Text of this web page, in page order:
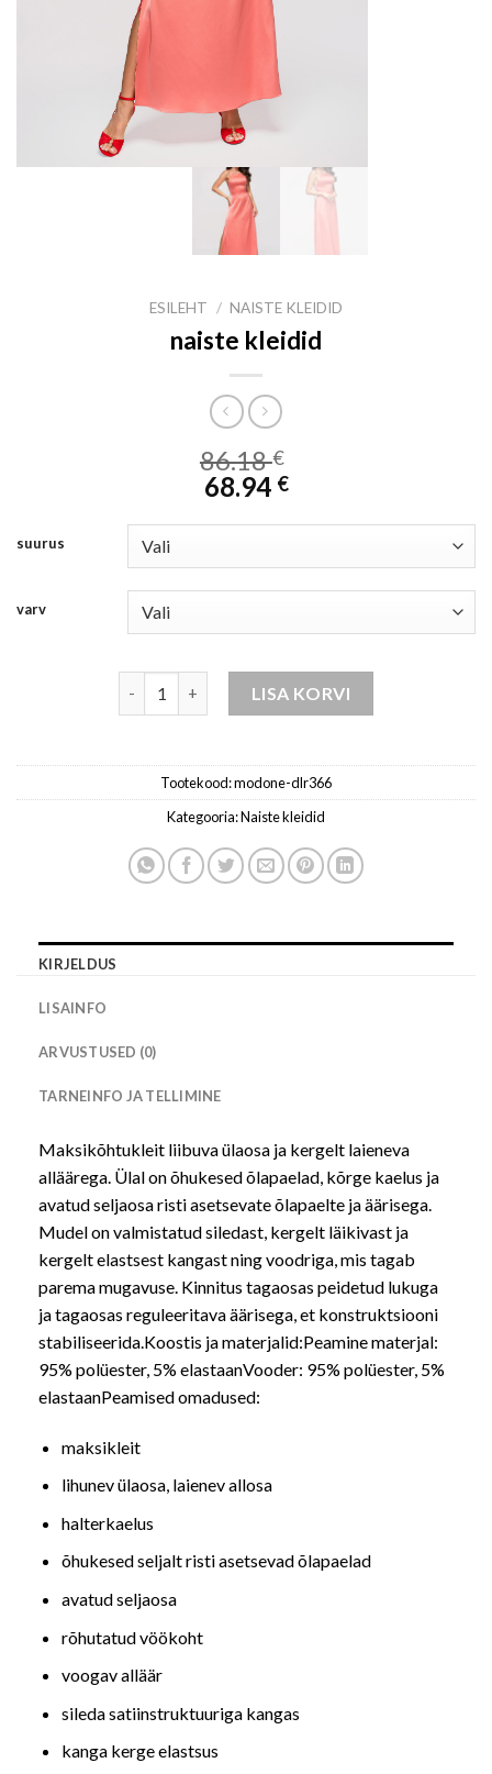
ESILEHT / NAISTE KLEIDID
naiste kleidid
86.18€
68.94 €
suurus
varv
LISA KORVI
Tootekood:modone-dlr366
Kategooria:Naiste kleidid
KIRJELDUS
LISAINFO
ARVUSTUSED (0)
TARNEINFO JA TELLIMINE
Maksikõhtukleit liibuva ülaosa ja kergelt laieneva
alläärega. Ülal on õhukesed õlapaelad, kõrge kaelus ja
avatud seljaosa risti asetsevate õlapaelte ja äärisega.
Mudel on valmistatud siledast, kergelt läikivast ja
kergelt elastsest kangast ning voodriga, mis tagab
parema mugavuse. Kinnitus tagaosas peidetud lukuga
ja tagaosas reguleeritava äärisega, et konstruktsiooni
stabiliseerida.Koostis ja materjalid:Peamine materjal:
95% polüester, 5% elastaanVooder: 95% polüester, 5%
elastaanPeamised omadused:
maksikleit
lihunev ülaosa, laienev allosa
halterkaelus
õhukesed seljalt risti asetsevad õlapaelad
avatud seljaosa
rõhutatud vöökoht
voogav alläär
sileda satiinstruktuuriga kangas
kanga kerge elastsus